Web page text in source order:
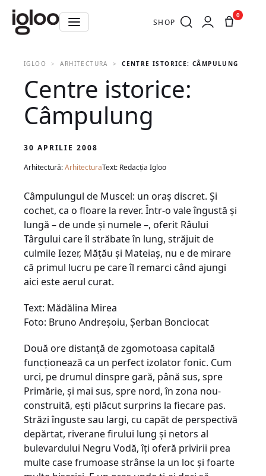
SHOP
0
IGLOO ARHITECTURA CENTRE ISTORICE: CÂMPULUNG
Centre istorice:
Câmpulung
30 APRILIE 2008
Arhitectură:ArhitecturaText: Redacția Igloo
Câmpulungul de Muscel: un oraş discret. Şi
cochet, ca o floare la rever. Într-o vale îngustă şi
lungă – de unde şi numele –, oferit Râului
Târgului care îl străbate în lung, străjuit de
culmile Iezer, Măţău şi Mateiaş, nu e de mirare
că primul lucru pe care îl remarci când ajungi
aici este aerul curat.
Text: Mădălina Mirea
Foto: Bruno Andreşoiu, Şerban Bonciocat
Două ore distanţă de zgomotoasa capitală
funcţionează ca un perfect izolator fonic. Cum
urci, pe drumul dinspre gară, până sus, spre
Primărie, şi mai sus, spre nord, în zona nou-
construită, eşti plăcut surprins la fiecare pas.
Străzi înguste sau largi, cu capăt de perspectivă
depărtat, riverane firului lung şi netors al
bulevardului Negru Vodă, îţi oferă privirii prea
multe case frumoase strânse la un loc şi foarte